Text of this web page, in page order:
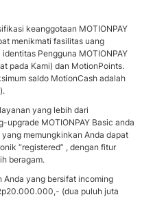
keanggotaan MOTIONPAY
menikmati fasilitas uang
Pengguna MOTIONPAY
pada Kami) dan MotionPoints.
saldo MotionCash adalah
yang lebih dari
upgrade MOTIONPAY Basic anda
yang memungkinkan Anda dapat
“registered” , dengan fitur
beragam.
Anda yang bersifat incoming
(dua puluh juta